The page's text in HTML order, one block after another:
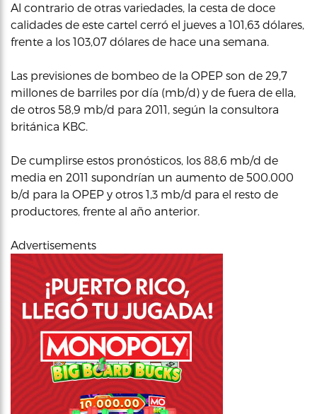
Al contrario de otras variedades, la cesta de doce
calidades de este cartel cerró el jueves a 101,63 dólares,
frente a los 103,07 dólares de hace una semana.
Las previsiones de bombeo de la OPEP son de 29,7
millones de barriles por día (mb/d) y de fuera de ella,
de otros 58,9 mb/d para 2011, según la consultora
británica KBC.
De cumplirse estos pronósticos, los 88,6 mb/d de
media en 2011 supondrían un aumento de 500.000
b/d para la OPEP y otros 1,3 mb/d para el resto de
productores, frente al año anterior.
Advertisements